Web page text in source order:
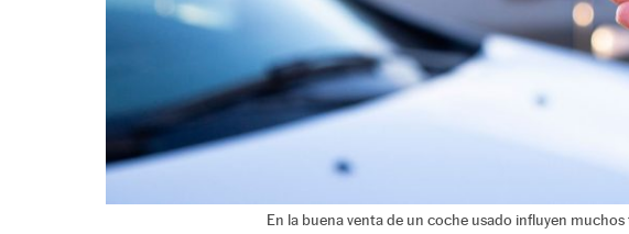
En la buena venta de un coche usado influyen muchos